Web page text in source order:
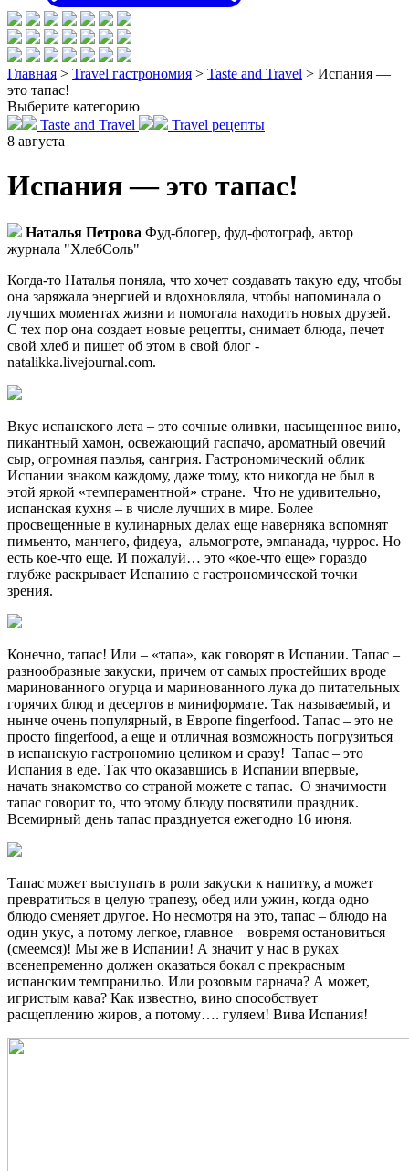
Главная > Travel гастрономия > Taste and Travel > Испания —
это тапас!
Выберите категорию
Taste and Travel
Travel рецепты
8 августа
Испания — это тапас!
Наталья Петрова Фуд-блогер, фуд-фотограф, автор
журнала "ХлебСоль"
Когда-то Наталья поняла, что хочет создавать такую еду, чтобы
она заряжала энергией и вдохновляла, чтобы напоминала о
лучших моментах жизни и помогала находить новых друзей.
С тех пор она создает новые рецепты, снимает блюда, печет
свой хлеб и пишет об этом в свой блог -
natalikka.livejournal.com.
Вкус испанского лета – это сочные оливки, насыщенное вино,
пикантный хамон, освежающий гаспачо, ароматный овечий
сыр, огромная паэлья, сангрия. Гастрономический облик
Испании знаком каждому, даже тому, кто никогда не был в
этой яркой «темпераментной» стране. Что не удивительно,
испанская кухня – в числе лучших в мире. Более
просвещенные в кулинарных делах еще наверняка вспомнят
пимьенто, манчего, фидеуа, альмогроте, эмпанада, чуррос. Но
есть кое-что еще. И пожалуй… это «кое-что еще» гораздо
глубже раскрывает Испанию с гастрономической точки
зрения.
Конечно, тапас! Или – «тапа», как говорят в Испании. Тапас –
разнообразные закуски, причем от самых простейших вроде
маринованного огурца и маринованного лука до питательных
горячих блюд и десертов в миниформате. Так называемый, и
нынче очень популярный, в Европе fingerfood. Тапас – это не
просто fingerfood, а еще и отличная возможность погрузиться
в испанскую гастрономию целиком и сразу! Тапас – это
Испания в еде. Так что оказавшись в Испании впервые,
начать знакомство со страной можете с тапас. О значимости
тапас говорит то, что этому блюду посвятили праздник.
Всемирный день тапас празднуется ежегодно 16 июня.
Тапас может выступать в роли закуски к напитку, а может
превратиться в целую трапезу, обед или ужин, когда одно
блюдо сменяет другое. Но несмотря на это, тапас – блюдо на
один укус, а потому легкое, главное – вовремя остановиться
(смеемся)! Мы же в Испании! А значит у нас в руках
всенепременно должен оказаться бокал с прекрасным
испанским темпранильо. Или розовым гарнача? А может,
игристым кава? Как известно, вино способствует
расщеплению жиров, а потому…. гуляем! Вива Испания!